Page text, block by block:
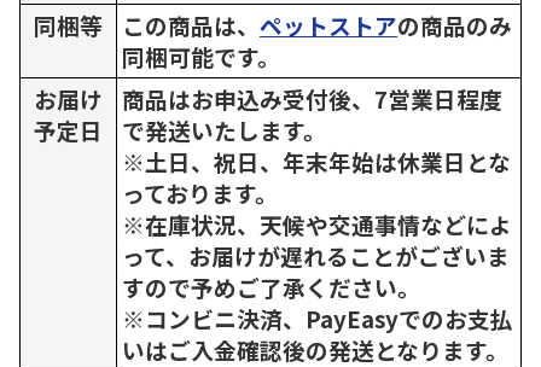
同梱等
この商品は、 ペットストアの商品のみ
同梱可能です。
お届け
予定日
商品はお申込み受付後、7営業日程度
で発送いたします。
※土日、祝日、年末年始は休業日とな
っております。
※在庫状況、天候や交通事情などによ
って、お届けが遅れることがございま
すので予めご了承ください。
※コンビニ決済、PayEasyでのお支払
いはご入金確認後の発送となります。